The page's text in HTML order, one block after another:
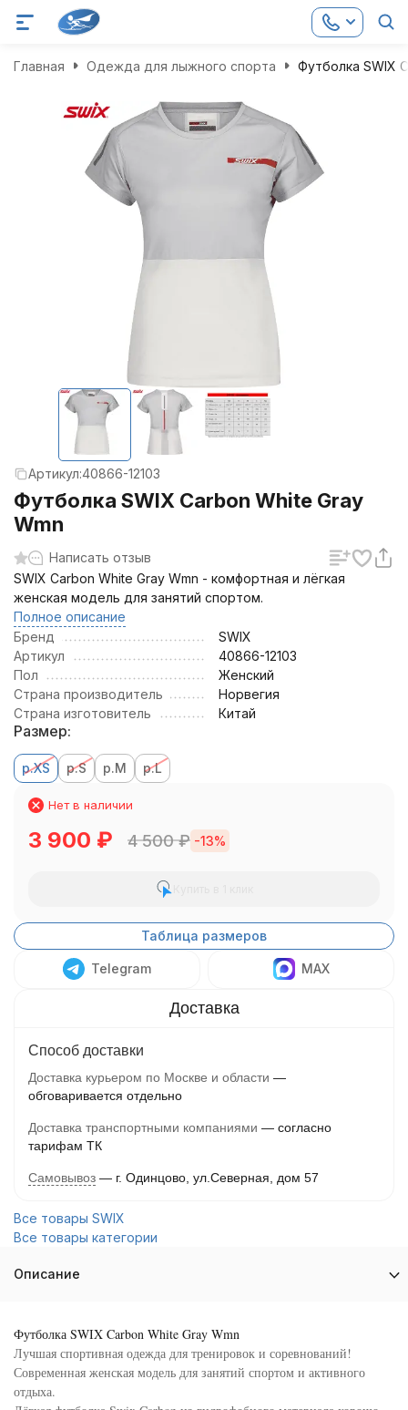
Главная Одежда для лыжного спорта Футболка SWIX
Артикул:40866-12103
Футболка SWIX Carbon White Gray
Wmn
Написать отзыв
SWIX Carbon White Gray Wmn - комфортная и лёгкая
женская модель для занятий спортом.
Полное описание
Бренд
SWIX
Артикул
40866-12103
Пол
Женский
Страна производитель
Норвегия
Страна изготовитель
Китай
Размер:
р.XS р.S р.M р.L
Нет в наличии
3 900 ₽ 4 500₽ -13%
Таблица размеров
Telegram MAX
Способ доставки
Доставка курьером по Москве и области
обговаривается отдельно
Доставка транспортными компаниями
согласно
тарифам ТК
Самовывоз г. Одинцово, ул.Северная, дом 57
Все товары SWIX
Все товары категории
Описание
Футболка SWIX Carbon White Gray Wmn
Лучшая спортивная одежда для тренировок и соревнований!
Современная женская модель для занятий спортом и активного
отдыха.